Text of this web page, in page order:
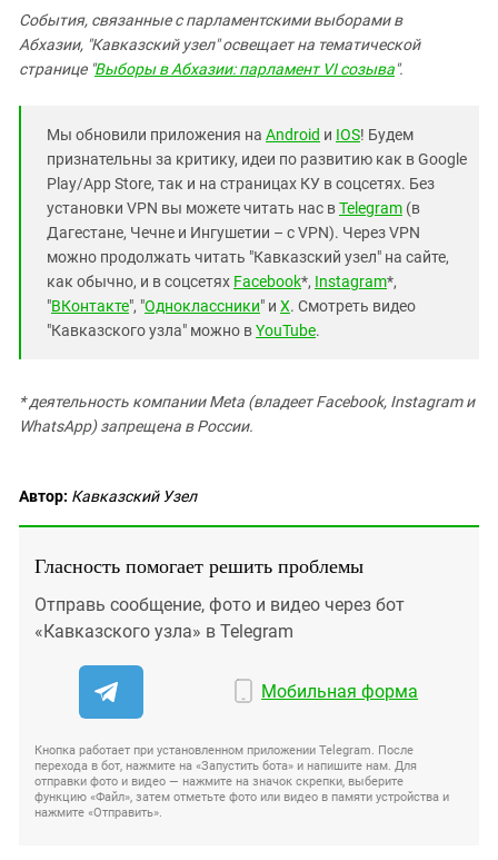
События, связанные с парламентскими выборами в
Абхазии, "Кавказский узел" освещает на тематической
странице "Выборы в Абхазии: парламент VI созыва".
Мы обновили приложения на Android и IOS! Будем
признательны за критику, идеи по развитию как в Google
Play/App Store, так и на страницах КУ в соцсетях. Без
установки VPN вы можете читать нас вTelegram (в
Дагестане, Чечне и Ингушетии – с VPN). Через VPN
можно продолжать читать "Кавказский узел" на сайте,
как обычно, и в соцсетях Facebook*, Instagram*,
"ВКонтакте", "Одноклассники" и X. Смотреть видео
"Кавказского узла" можно вYouTube.
* деятельность компании Meta (владеет Facebook, Instagram и
WhatsApp) запрещена в России.
Автор: Кавказский Узел
Гласность помогает решить проблемы
Отправь сообщение, фото и видео через бот
«Кавказского узла» в Telegram
Мобильная форма
Кнопка работает при установленном приложении Telegram. После
перехода в бот, нажмите на «Запустить бота» и напишите нам. Для
отправки фото и видео — нажмите на значок скрепки, выберите
функцию «Файл», затем отметьте фото или видео в памяти устройства и
нажмите «Отправить».